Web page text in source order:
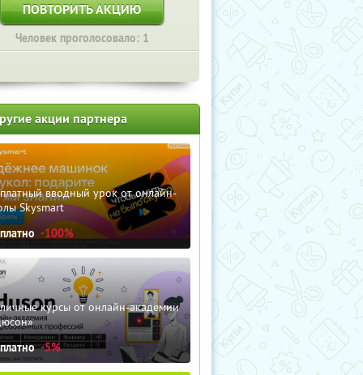
ПОВТОРИТЬ АКЦИЮ
Человек проголосовало: 1
акции партнера
вводный урок от онлайн-
Skysmart
-100%
курсы от онлайн-академии
-5%